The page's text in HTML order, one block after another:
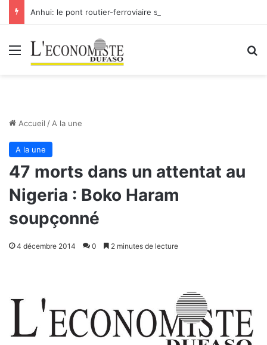
Menu
Accueil / A la une
A la une
47 morts dans un attentat au
Nigeria : Boko Haram
soupçonné
4 décembre 2014 0 2 minutes de lecture